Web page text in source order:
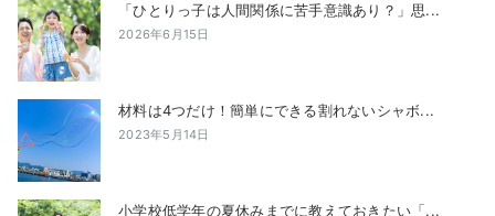
「ひとりっ子は人間関係に苦手意識あり？」思...
2026年6月15日
材料は4つだけ！簡単にできる割れないシャボ...
2023年5月14日
小学校低学年の夏休みまでに教えておきたい「...